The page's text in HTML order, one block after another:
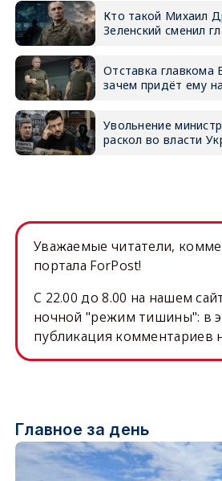
Кто такой Михаил
Зеленский сменил
Отставка главкома
зачем придёт ему
Увольнение
раскол во власти
Уважаемые читатели,
портала ForPost!
C 22.00 до 8.00 на нашем
ночной "режим тишины": в
публикация комментариев
Главное за день